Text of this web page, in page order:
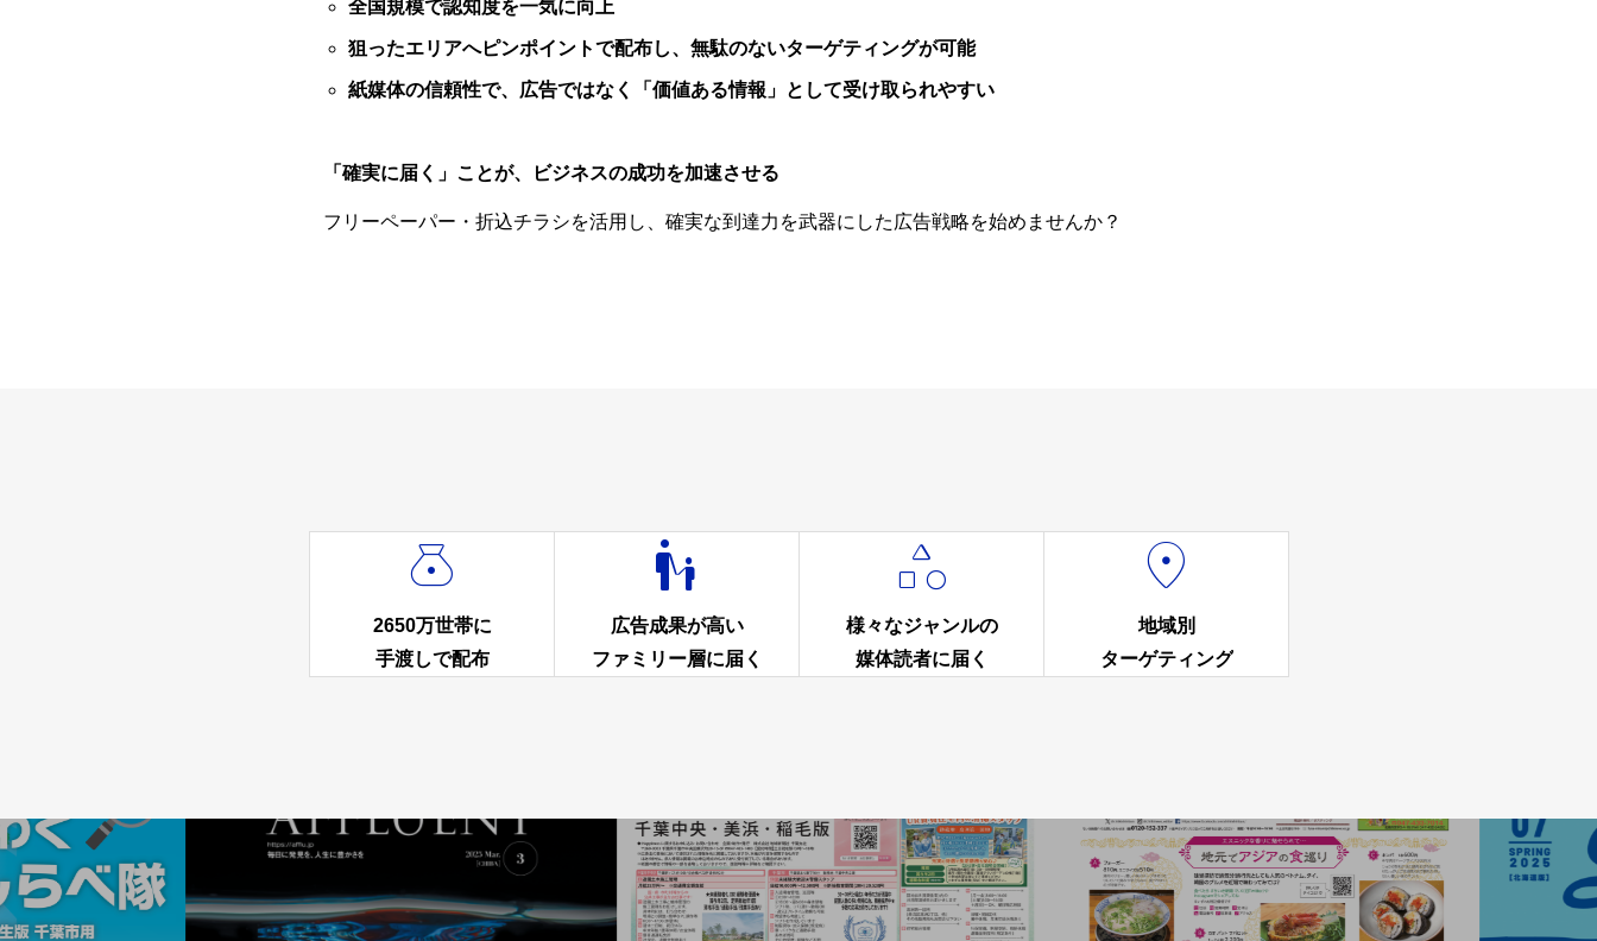
全国規模で認知度を一気に向上
狙ったエリアへピンポイントで配布し、無駄のないターゲティングが可能
紙媒体の信頼性で、広告ではなく「価値ある情報」として受け取られやすい
「確実に届く」ことが、ビジネスの成功を加速させる
フリーペーパー・折込チラシを活用し、確実な到達力を武器にした広告戦略を始めませんか？

2650万世帯に
手渡しで配布

広告成果が高い
ファミリー層に届く

様々なジャンルの
媒体読者に届く

地域別
ターゲティング